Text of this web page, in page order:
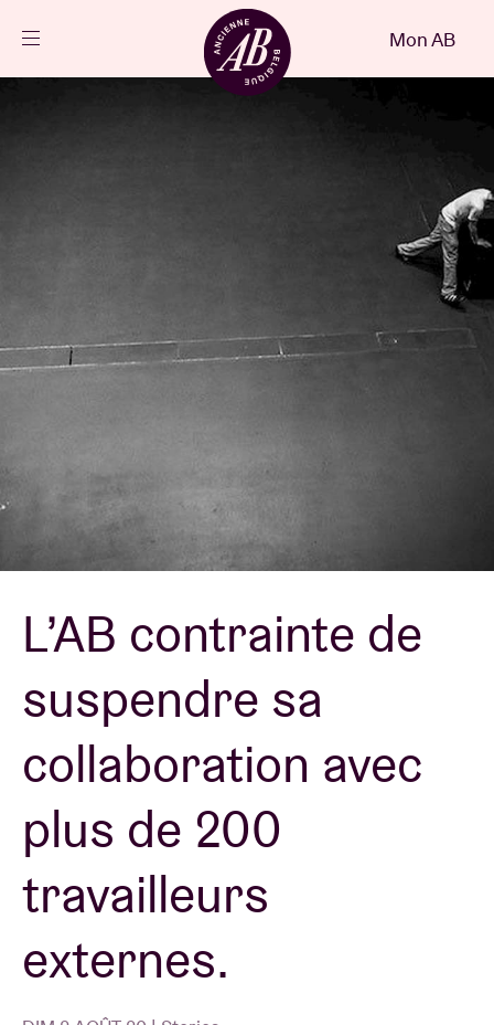
FR
Agenda
Actualités
Infos visiteurs
AB ❤ you
Location de salles
BRDCST
ABtv
Chèque-concert
À propos de l'AB
Contact
Mon AB
L’AB contrainte de
suspendre sa
collaboration avec
plus de 200
travailleurs
externes.